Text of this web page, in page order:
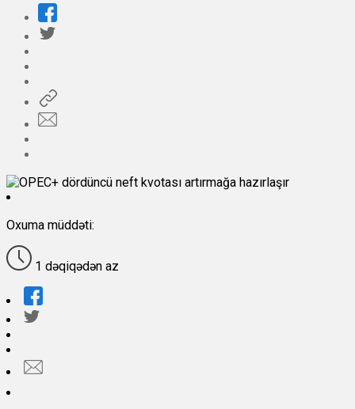
Oxuma müddəti:
1 dəqiqədən az